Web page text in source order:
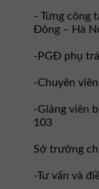
- Từng công
Đông – Hà
-PGĐ phụ
-Chuyên
-Giảng viên
103
Sở trưởng
-Tư vấn và